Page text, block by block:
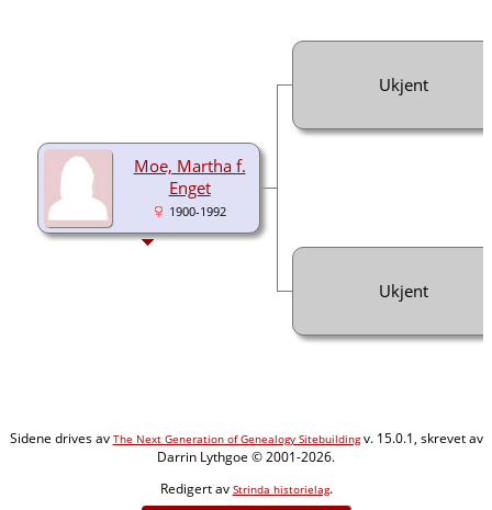
Moe, Martha f.
Enget
1900-1992
Ukjent
Ukjent
Sidene drives av The Next Generation of Genealogy Sitebuildingv. 15.0.1, skrevet av
Darrin Lythgoe © 2001-2026.
Redigert av Strinda historielag.